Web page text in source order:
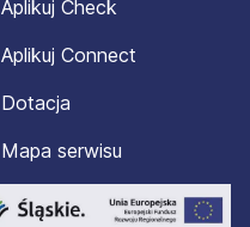
Aplikuj Check
Aplikuj Connect
Dotacja
Mapa serwisu